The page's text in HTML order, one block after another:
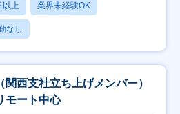
以上 業界未経験OK
なし
西支社立ち上げメンバー）
モート中心